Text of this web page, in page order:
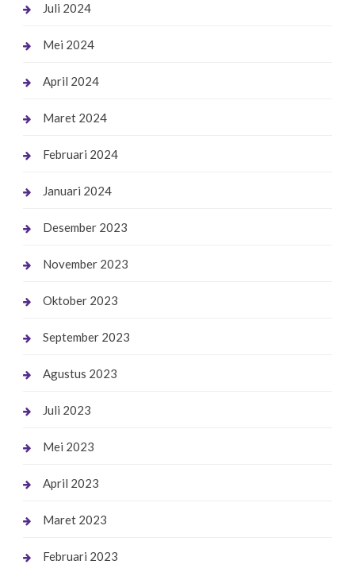
Juli 2024
Mei 2024
April 2024
Maret 2024
Februari 2024
Januari 2024
Desember 2023
November 2023
Oktober 2023
September 2023
Agustus 2023
Juli 2023
Mei 2023
April 2023
Maret 2023
Februari 2023